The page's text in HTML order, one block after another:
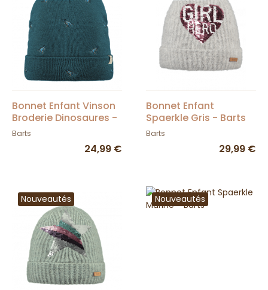
Bonnet Enfant Vinson
Broderie Dinosaures -
Barts
Barts
24,99 €
Bonnet Enfant
Spaerkle Gris - Barts
Barts
29,99 €
Nouveautés Nouveautés